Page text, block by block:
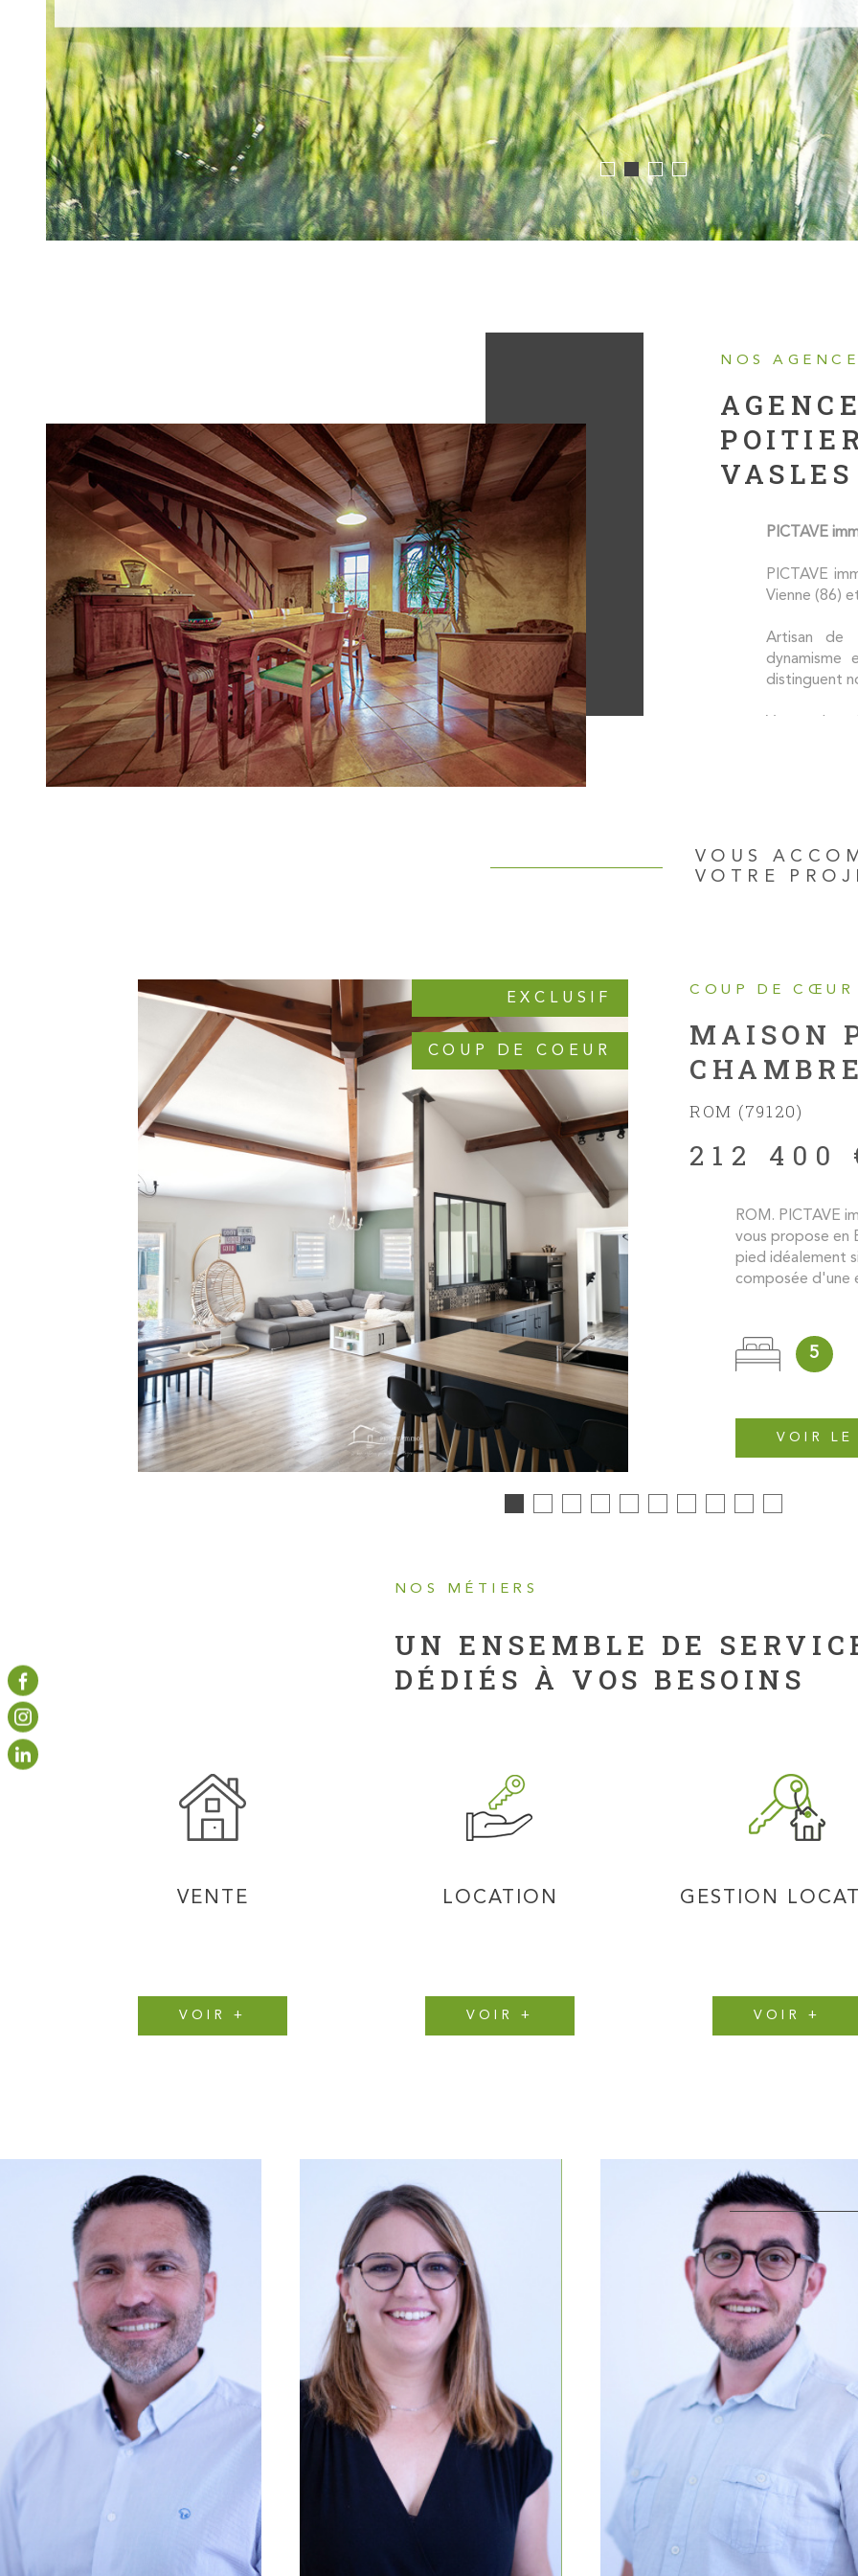
CH
ER
CH
E
NOS
PICTAVE
PICTAVE
Vienne (86)
Artisan de
dynamisme
distinguent
immobiliers
Vasles et
une
VOUS
VOTRE
EXCLUSIF
COUP DE COEUR
COUP DE CŒUR
MAISON
ROM (79120)
212 400
ROM. PICTAVE
vous propose en
pied idéalement
composée d'une
5
VOIR LE
NOS MÉTIERS
UN ENSEMBLE DE
DÉDIÉS À VOS BESOINS
VENTE
VOIR +
LOCATION
VOIR +
GESTION
VOIR +
SAMUEL
TERRIERE
FLORIANE
PIERRE
SYLVAIN RAGOT